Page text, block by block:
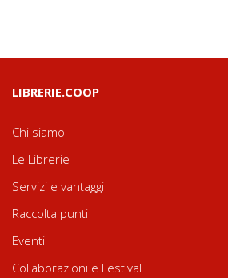
LIBRERIE.COOP
Chi siamo
Le Librerie
Servizi e vantaggi
Raccolta punti
Eventi
Collaborazioni e Festival